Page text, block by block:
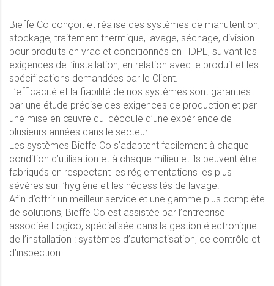
Bieffe Co conçoit et réalise des systèmes de manutention,
stockage, traitement thermique, lavage, séchage, division
pour produits en vrac et conditionnés en HDPE, suivant les
exigences de l’installation, en relation avec le produit et les
spécifications demandées par le Client.
L’efficacité et la fiabilité de nos systèmes sont garanties
par une étude précise des exigences de production et par
une mise en œuvre qui découle d’une expérience de
plusieurs années dans le secteur.
Les systèmes Bieffe Co s’adaptent facilement à chaque
condition d’utilisation et à chaque milieu et ils peuvent être
fabriqués en respectant les réglementations les plus
sévères sur l’hygiène et les nécessités de lavage.
Afin d’offrir un meilleur service et une gamme plus complète
de solutions, Bieffe Co est assistée par l’entreprise
associée Logico, spécialisée dans la gestion électronique
de l’installation : systèmes d’automatisation, de contrôle et
d’inspection.